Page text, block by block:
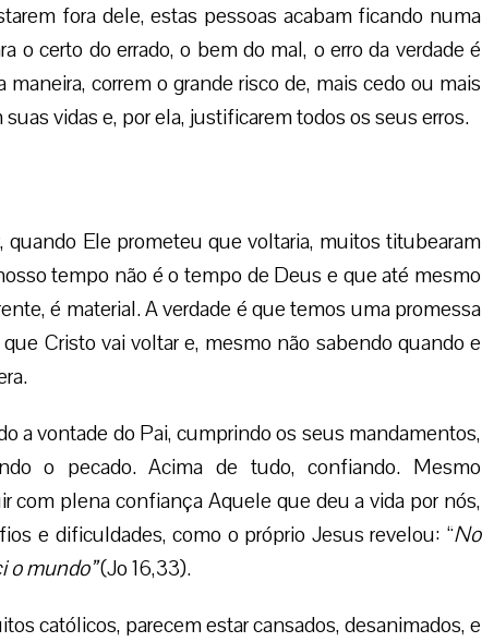
fora dele, estas pessoas acabam ficando numa
o certo do errado, o bem do mal, o erro da verdade é
correm o grande risco de, mais cedo ou mais
vidas e, por ela, justificarem todos os seus erros.
Ele prometeu que voltaria, muitos titubearam
tempo não é o tempo de Deus e que até mesmo
é material. A verdade é que temos uma promessa
Cristo vai voltar e, mesmo não sabendo quando e
a vontade do Pai, cumprindo os seus mandamentos,
o pecado. Acima de tudo, confiando. Mesmo
com plena confiança Aquele que deu a vida por nós,
e dificuldades, como o próprio Jesus revelou: “No
o mundo”(Jo 16,33).
católicos, parecem estar cansados, desanimados, e